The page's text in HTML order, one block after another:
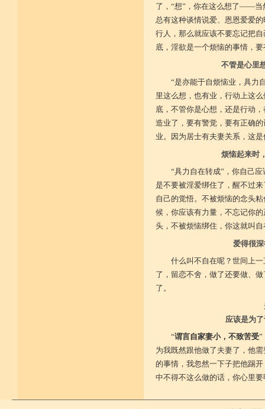
了，“想”，你在这么想了——当
总有这种谈情说爱、恩恩爱爱
行人，那么就应该不要忘记把
底，淫欲是一个烦恼的事情，
不管是心里
“是亦能于自烦恼业，具力
里这么想，也有业，行动上这
底，不管你是心想，还是行动
造业了，要有警觉，要有正确
业。因为居士有夫妻关系，这
烦恼起来时
“具力自在转成”，你自己
是不要被淫爱绑住了，醒不过
自己的觉悟。不被烦恼的念头
候，你应该有力量，不忘记你
头，不被烦恼绑住，你这就叫自
爱得很
什么叫不自在呢？世间上
了，留恋不舍，做了还要做、
了。
应该是为
“谓言自家妻小，不致苦受”
为我既然跟他做了夫妻了，他
的事情，我忽然一下子把他踢
中不得不这么做的话，你心里